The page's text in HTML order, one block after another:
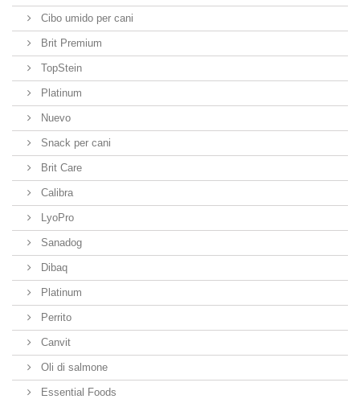
Cibo umido per cani
Brit Premium
TopStein
Platinum
Nuevo
Snack per cani
Brit Care
Calibra
LyoPro
Sanadog
Dibaq
Platinum
Perrito
Canvit
Oli di salmone
Essential Foods